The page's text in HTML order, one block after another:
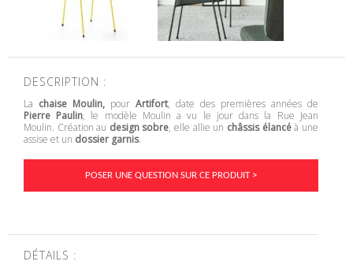
DESCRIPTION :
La chaise Moulin,pour Artifort, date des premières années de
Pierre Paulin, le modèle Moulin a vu le jour dans la Rue Jean
Moulin. Création au design sobre, elle allie un châssis élancéà une
assise et un dossier garnis.
POSER UNE QUESTION SUR CE PRODUIT >
DÉTAILS :